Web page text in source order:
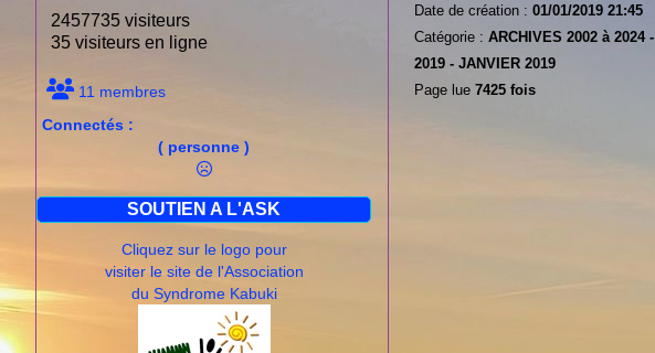
2457735 visiteurs
35 visiteurs en ligne
11 membres
Connectés :
( personne )
SOUTIEN A L'ASK
Cliquez sur le logo pour
visiter le site de l'Association
du Syndrome Kabuki
Date de création : 01/01/2019 21:45
Catégorie : ARCHIVES 2002 à 2024 -
2019 - JANVIER 2019
Page lue 7425 fois